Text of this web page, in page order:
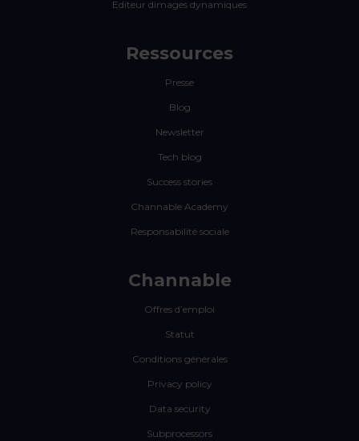
Editeur dimages dynamiques
Ressources
Presse
Blog
Newsletter
Tech blog
Success stories
Channable Academy
Responsabilité sociale
Channable
Offres d’emploi
Statut
Conditions générales
Privacy policy
Data security
Subprocessors